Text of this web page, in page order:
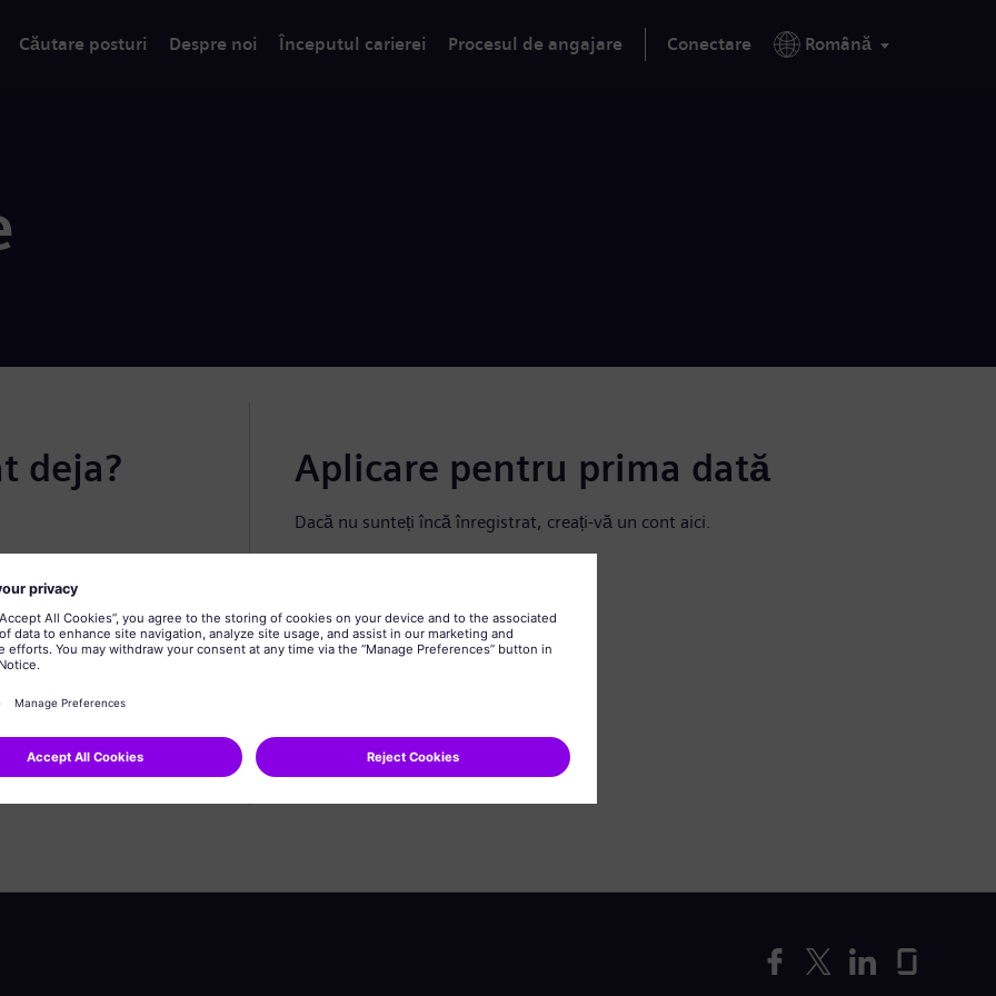
Căutare posturi Despre noi Începutul carierei Procesul de angajare Conectare Română
deja? Aplicare pentru prima dată
Dacă nu sunteți încă înregistrat, creați-vă un cont aici.